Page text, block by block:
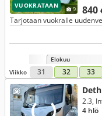
VUOKRATAAN 9 840
Tarjotaan vuokralle
Elokuu
Viikko
31 32 33
2.3,
4 hlö